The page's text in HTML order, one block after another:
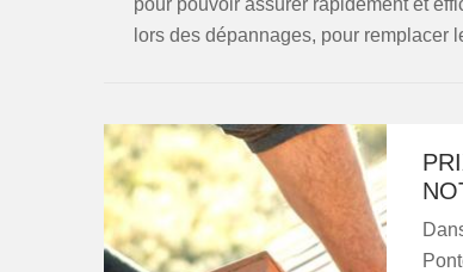
pour pouvoir assurer rapidement et
lors des dépannages, pour remplacer